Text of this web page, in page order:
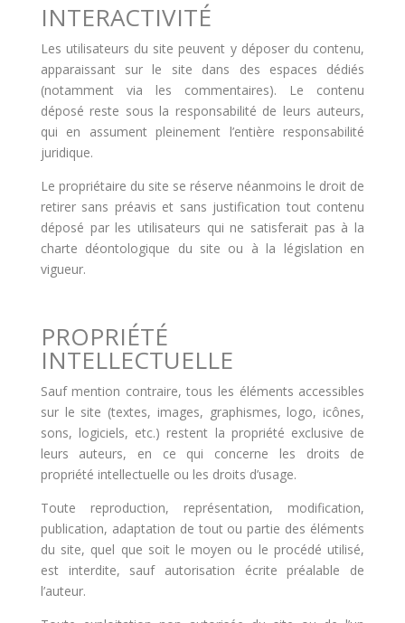
INTERACTIVITÉ
Les utilisateurs du site peuvent y déposer du contenu,
apparaissant sur le site dans des espaces dédiés
(notamment via les commentaires). Le contenu
déposé reste sous la responsabilité de leurs auteurs,
qui en assument pleinement l’entière responsabilité
juridique.
Le propriétaire du site se réserve néanmoins le droit de
retirer sans préavis et sans justification tout contenu
déposé par les utilisateurs qui ne satisferait pas à la
charte déontologique du site ou à la législation en
vigueur.
PROPRIÉTÉ
INTELLECTUELLE
Sauf mention contraire, tous les éléments accessibles
sur le site (textes, images, graphismes, logo, icônes,
sons, logiciels, etc.) restent la propriété exclusive de
leurs auteurs, en ce qui concerne les droits de
propriété intellectuelle ou les droits d’usage.
Toute reproduction, représentation, modification,
publication, adaptation de tout ou partie des éléments
du site, quel que soit le moyen ou le procédé utilisé,
est interdite, sauf autorisation écrite préalable de
l’auteur.